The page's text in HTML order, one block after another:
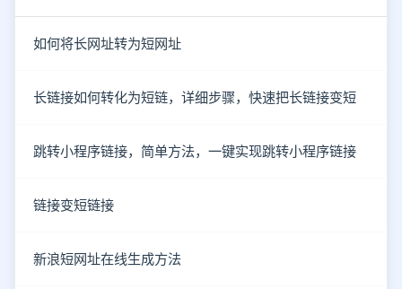
如何将长网址转为短网址
长链接如何转化为短链，详细步骤，快速把长链接变短
跳转小程序链接，简单方法，一键实现跳转小程序链接
链接变短链接
新浪短网址在线生成方法